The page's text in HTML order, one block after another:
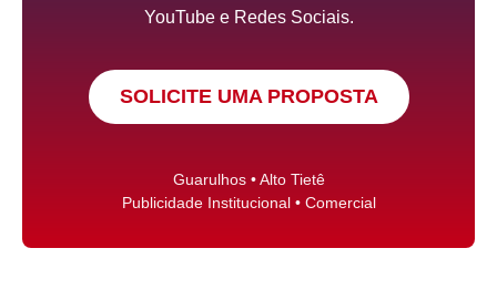
YouTube e Redes Sociais.
SOLICITE UMA PROPOSTA
Guarulhos • Alto Tietê
Publicidade Institucional • Comercial